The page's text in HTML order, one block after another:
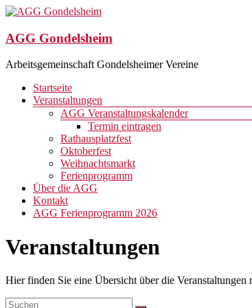
Zum
springen
AGG Gondelsheim
Arbeitsgemeinschaft Gondelsheimer Vereine
Menü
Startseite
Veranstaltungen
AGG Veranstaltungskalender
Termin eintragen
Rathausplatzfest
Oktoberfest
Weihnachtsmarkt
Ferienprogramm
Über die AGG
Kontakt
AGG Ferienprogramm 2026
Veranstaltungen
Hier finden Sie eine Übersicht über die